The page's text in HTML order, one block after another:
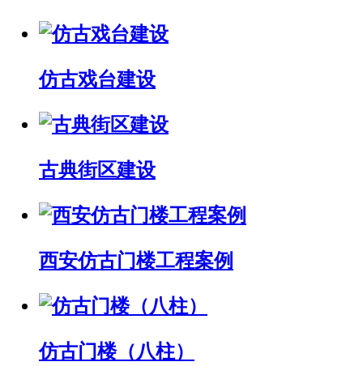
仿古戏台建设
古典街区建设
西安仿古门楼工程案例
仿古门楼（八柱）